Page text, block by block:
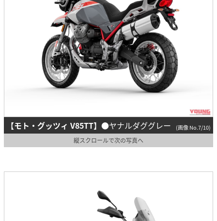
【モト・グッツィ V85TT】 ●ヤナルダググレー (画像 No.7/10)
縦スクロールで次の写真へ